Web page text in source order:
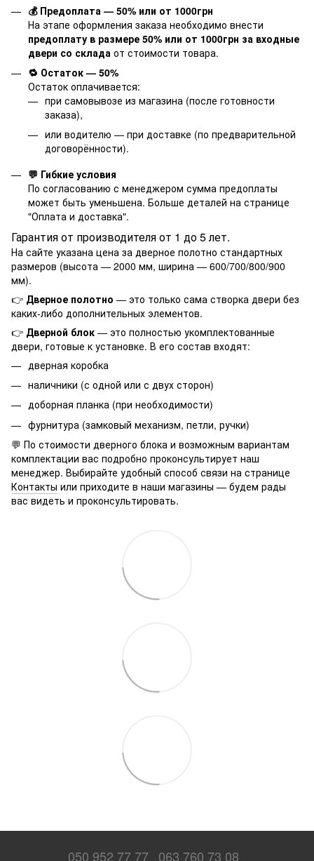
💰 Предоплата — 50% или от 1000грн
На этапе оформления заказа необходимо внести
предоплату в размере 50% или от 1000грн за входные
двери со склада от стоимости товара.
🔁 Остаток — 50%
Остаток оплачивается:
при самовывозе из магазина (после готовности
заказа),
или водителю — при доставке (по предварительной
договорённости).
💬 Гибкие условия
По согласованию с менеджером сумма предоплаты
может быть уменьшена. Больше деталей на странице
"Оплата и доставка".
Гарантия от производителя от 1 до 5 лет.
На сайте указана цена за дверное полотно стандартных
размеров (высота — 2000 мм, ширина — 600/700/800/900
мм).
👉 Дверное полотно — это только сама створка двери без
каких-либо дополнительных элементов.
👉 Дверной блок — это полностью укомплектованные
двери, готовые к установке. В его состав входят:
дверная коробка
наличники (с одной или с двух сторон)
доборная планка (при необходимости)
фурнитура (замковый механизм, петли, ручки)
💬 По стоимости дверного блока и возможным вариантам
комплектации вас подробно проконсультирует наш
менеджер. Выбирайте удобный способ связи на странице
Контакты или приходите в наши магазины — будем рады
вас видеть и проконсультировать.
050 952 77 77 063 760 73 08